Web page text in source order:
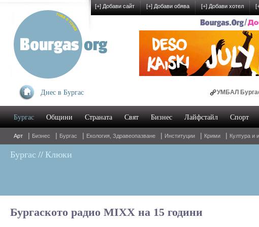
Днес в Бургас УМБАЛ Бургас
Oнлайн магазин за
Бургас Общини Страната Свят Бизнес Лайфстайл Спорт
Арт | Бизнес | Бургас | Екология, Здравеопазване | Институции | Крими | Култура и
Бургас // Клюки
Бургаското радио MIXX на 15 години
[+] Добави сайт [+] Добави обява [+] Добави хотел [